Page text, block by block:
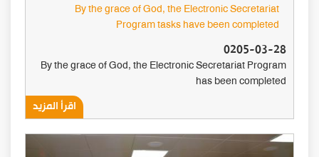
By the grace of God, the Electronic Secretariat
Program tasks have been completed
0205-03-28
By the grace of God, the Electronic Secretariat Program
has been completed
اقرأ المزيد